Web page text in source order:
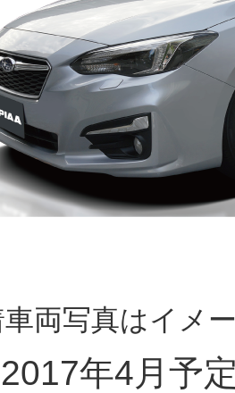
両写真はイメ
年4月予